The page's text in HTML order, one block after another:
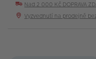
Nad 2 000 Kč DOPRAVA
Vyzvednutí na prodejně